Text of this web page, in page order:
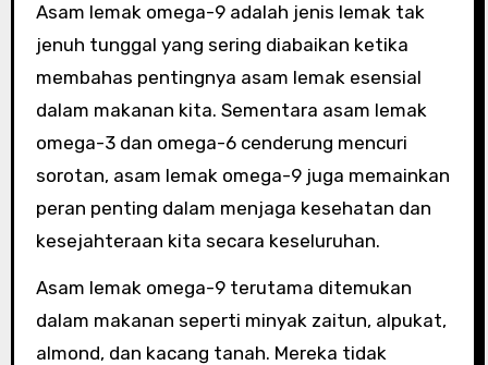
Asam lemak omega-9 adalah jenis lemak tak
jenuh tunggal yang sering diabaikan ketika
membahas pentingnya asam lemak esensial
dalam makanan kita. Sementara asam lemak
omega-3 dan omega-6 cenderung mencuri
sorotan, asam lemak omega-9 juga memainkan
peran penting dalam menjaga kesehatan dan
kesejahteraan kita secara keseluruhan.
Asam lemak omega-9 terutama ditemukan
dalam makanan seperti minyak zaitun, alpukat,
almond, dan kacang tanah. Mereka tidak